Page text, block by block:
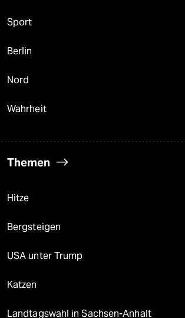
Sport
Berlin
Nord
Wahrheit
Themen
Hitze
Bergsteigen
USA unter Trump
Katzen
Landtagswahl in Sachsen-Anhalt